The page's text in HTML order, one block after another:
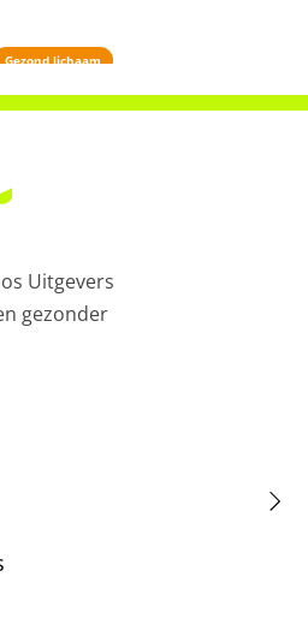
Gezond lichaam
heerlijke recepten met
Uitgevers
gezonder